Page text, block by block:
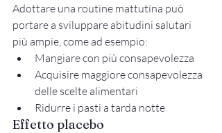
Adottare una routine mattutina può
portare a sviluppare abitudini salutari
più ampie, come ad esempio:
Mangiare con più consapevolezza
Acquisire maggiore consapevolezza
delle scelte alimentari
Ridurre i pasti a tarda notte
Effetto placebo